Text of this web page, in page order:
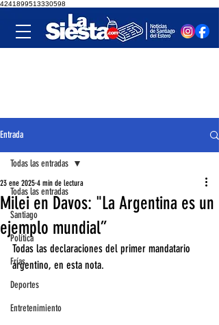
4241899513330598
Entrada
Todas las entradas
Santiago
Política
Frías
Deportes
Entretenimiento
Todas las entradas
Milei en Davos: "La Argentina es un
ejemplo mundial”
23 ene 2025 4 min de lectura
Todas las declaraciones del primer mandatario
argentino, en esta nota.